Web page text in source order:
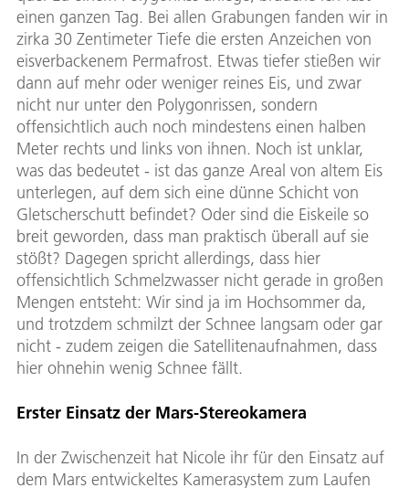
einen ganzen Tag. Bei allen Grabungen fanden wir in
zirka 30 Zentimeter Tiefe die ersten Anzeichen von
eisverbackenem Permafrost. Etwas tiefer stießen wir
dann auf mehr oder weniger reines Eis, und zwar
nicht nur unter den Polygonrissen, sondern
offensichtlich auch noch mindestens einen halben
Meter rechts und links von ihnen. Noch ist unklar,
was das bedeutet - ist das ganze Areal von altem Eis
unterlegen, auf dem sich eine dünne Schicht von
Gletscherschutt befindet? Oder sind die Eiskeile so
breit geworden, dass man praktisch überall auf sie
stößt? Dagegen spricht allerdings, dass hier
offensichtlich Schmelzwasser nicht gerade in großen
Mengen entsteht: Wir sind ja im Hochsommer da,
und trotzdem schmilzt der Schnee langsam oder gar
nicht - zudem zeigen die Satellitenaufnahmen, dass
hier ohnehin wenig Schnee fällt.
Erster Einsatz der Mars-Stereokamera
In der Zwischenzeit hat Nicole ihr für den Einsatz auf
dem Mars entwickeltes Kamerasystem zum Laufen